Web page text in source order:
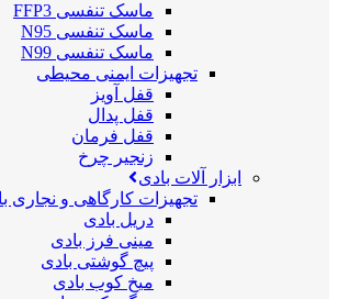
ماسک تنفسی FFP3
ماسک تنفسی N95
ماسک تنفسی N99
تجهیزات ایمنی محیطی
قفل آویز
قفل پدال
قفل فرمان
زنجیر چرخ
ابزار آلات بادی
تجهیزات کارگاهی و نجاری
دریل بادی
مینی فرز بادی
پیچ گوشتی بادی
میخ کوب بادی